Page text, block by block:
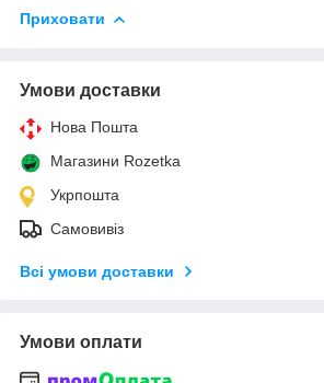
Приховати
Умови доставки
Нова Пошта
Магазини Rozetka
Укрпошта
Самовивіз
Всі умови доставки
Умови оплати